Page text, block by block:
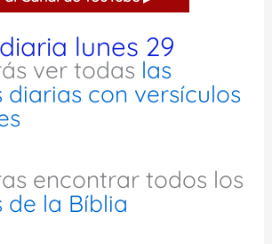
lunes 29
ver todas las
diarias con versículos
encontrar todos los
de la Bíblia